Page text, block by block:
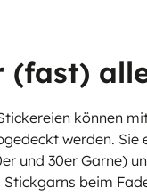
(fast)
können
werden. Sie
und 30er Garne)
Stickgarns beim